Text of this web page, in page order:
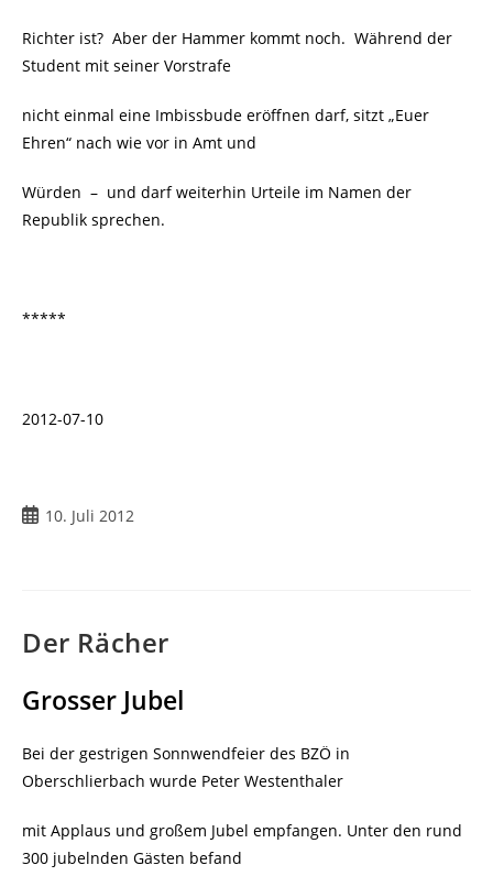
Richter ist? Aber der Hammer kommt noch. Während der
Student mit seiner Vorstrafe
nicht einmal eine Imbissbude eröffnen darf, sitzt „Euer
Ehren“ nach wie vor in Amt und
Würden – und darf weiterhin Urteile im Namen der
Republik sprechen.
*****
2012-07-10
Beitrag10. Juli 2012
Der Rächer
Grosser Jubel
Bei der gestrigen Sonnwendfeier des BZÖ in
Oberschlierbach wurde Peter Westenthaler
mit Applaus und großem Jubel empfangen. Unter den rund
300 jubelnden Gästen befand